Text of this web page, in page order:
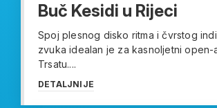
Buč Kesidi u Rijeci
Spoj plesnog disko ritma i čvrstog
zvuka idealan je za kasnoljetni open-
Trsatu....
DETALJNIJE